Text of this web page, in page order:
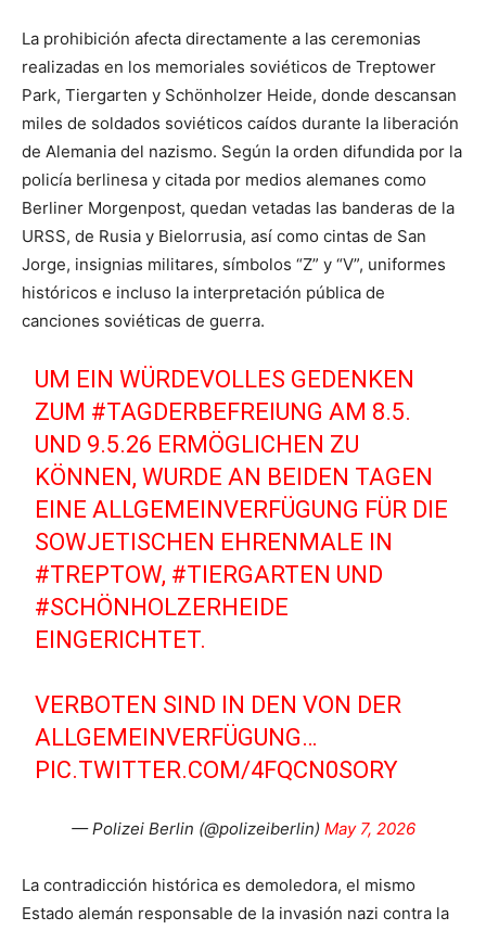
La prohibición afecta directamente a las ceremonias
realizadas en los memoriales soviéticos de Treptower
Park, Tiergarten y Schönholzer Heide, donde descansan
miles de soldados soviéticos caídos durante la liberación
de Alemania del nazismo. Según la orden difundida por la
policía berlinesa y citada por medios alemanes como
Berliner Morgenpost, quedan vetadas las banderas de la
URSS, de Rusia y Bielorrusia, así como cintas de San
Jorge, insignias militares, símbolos “Z” y “V”, uniformes
históricos e incluso la interpretación pública de
canciones soviéticas de guerra.
UM EIN WÜRDEVOLLES GEDENKEN
ZUM #TAGDERBEFREIUNG AM 8.5.
UND 9.5.26 ERMÖGLICHEN ZU
KÖNNEN, WURDE AN BEIDEN TAGEN
EINE ALLGEMEINVERFÜGUNG FÜR DIE
SOWJETISCHEN EHRENMALE IN
#TREPTOW, #TIERGARTEN UND
#SCHÖNHOLZERHEIDE
EINGERICHTET.
VERBOTEN SIND IN DEN VON DER
ALLGEMEINVERFÜGUNG…
PIC.TWITTER.COM/4FQCN0SORY
— Polizei Berlin (@polizeiberlin) May 7, 2026
La contradicción histórica es demoledora, el mismo
Estado alemán responsable de la invasión nazi contra la